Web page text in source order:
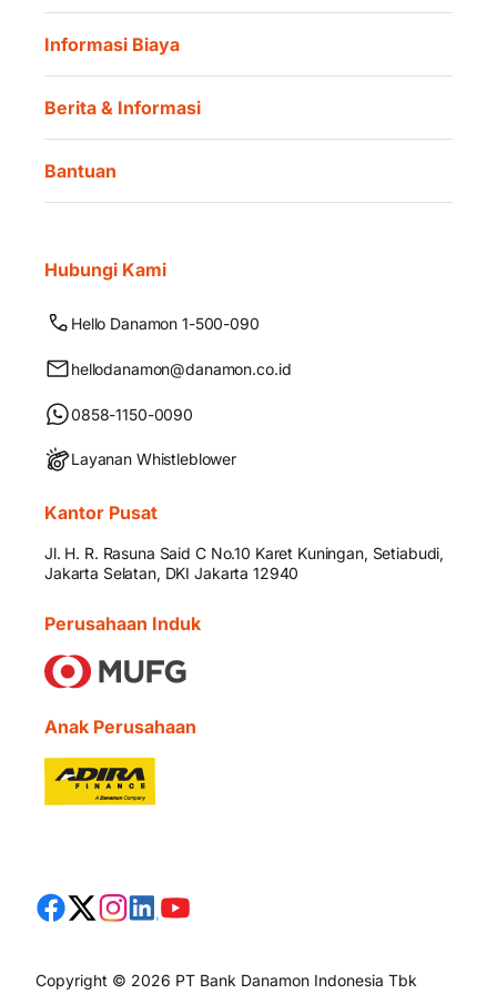
Informasi Biaya
Berita & Informasi
Bantuan
Hubungi Kami
Hello Danamon 1-500-090
hellodanamon@danamon.co.id
0858-1150-0090
Layanan Whistleblower
Kantor Pusat
Jl. H. R. Rasuna Said C No.10 Karet Kuningan, Setiabudi,
Jakarta Selatan, DKI Jakarta 12940
Perusahaan Induk
Anak Perusahaan
Copyright © 2026 PT Bank Danamon Indonesia Tbk